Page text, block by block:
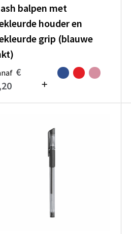
balpen met
houder en
grip (blauwe
€